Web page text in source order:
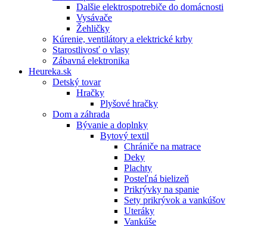
Dalšie elektrospotrebiče do domácnosti
Vysávače
Žehličky
Kúrenie, ventilátory a elektrické krby
Starostlivosť o vlasy
Zábavná elektronika
Heureka.sk
Detský tovar
Hračky
Plyšové hračky
Dom a záhrada
Bývanie a doplnky
Bytový textil
Chrániče na matrace
Deky
Plachty
Posteľná bielizeň
Prikrývky na spanie
Sety prikrývok a vankúšov
Uteráky
Vankúše